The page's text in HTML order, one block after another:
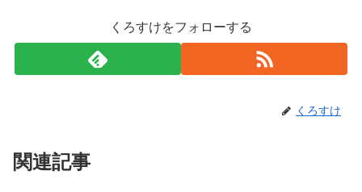
くろすけをフォローする
くろすけ
関連記事